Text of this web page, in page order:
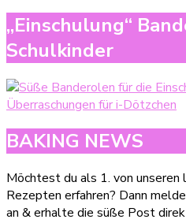
„Einschulung“
Schulkinder
BAKING NEWS
Möchtest du als 1. von unseren
Rezepten erfahren? Dann
an & erhalte die süße Post